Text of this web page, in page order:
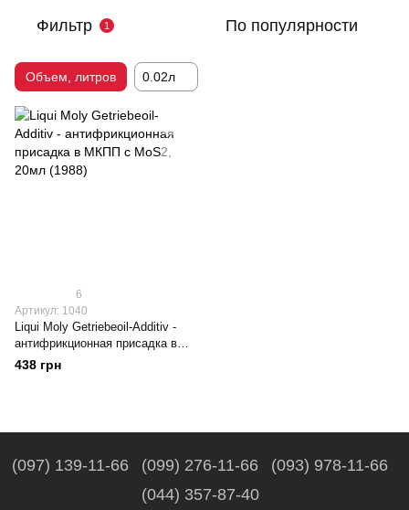
Фильтр 1 По популярности
Объем, литров 0.02л
6
Артикул: 1040
Liqui Moly Getriebeoil-Additiv -
антифрикционная присадка в
МКПП с MoS2, 20мл (1988)
438 грн
(097) 139-11-66 (099) 276-11-66
(093) 978-11-66
(044) 357-87-40